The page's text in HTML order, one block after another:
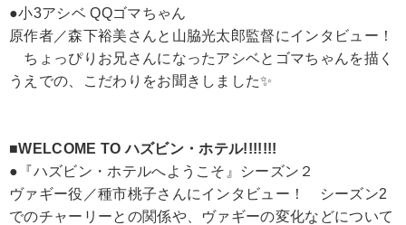
●小3アシベ QQゴマちゃん
原作者／森下裕美さんと山脇光太郎監督にインタビュー！
ちょっぴりお兄さんになったアシベとゴマちゃんを描く
うえでの、こだわりをお聞きしました✨
■WELCOME TO ハズビン・ホテル!!!!!!!
●『ハズビン・ホテルへようこそ』シーズン２
ヴァギー役／種市桃子さんにインタビュー！ シーズン2
でのチャーリーとの関係や、ヴァギーの変化などについて